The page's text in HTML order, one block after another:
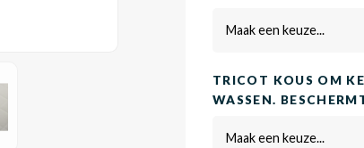
Maak een keuze...
TRICOT KOUS OM
WASSEN.
Maak een keuze...